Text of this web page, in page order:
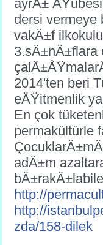
ayrÄ±
dersi vermeye
vakÄ±f
3.sÄ±nÄ±flara
2014'ten beri
eÄŸitmenlik
En çok
permakültürle
adÄ±m
http://
http://
zda/158-dilek